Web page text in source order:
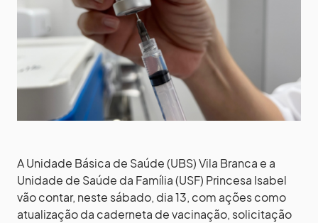
A Unidade Básica de Saúde (UBS) Vila Branca e a
Unidade de Saúde da Família (USF) Princesa Isabel
vão contar, neste sábado, dia 13, com ações como
atualização da caderneta de vacinação, solicitação